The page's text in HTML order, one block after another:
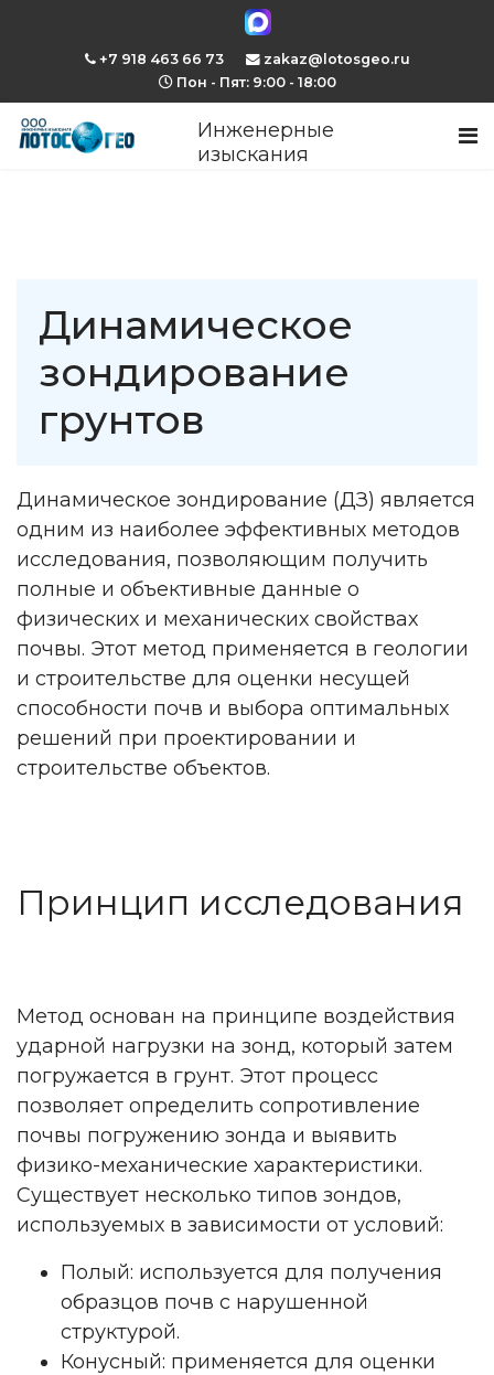
+7 918 463 66 73
zakaz@lotosgeo.ru
Пон - Пят: 9:00 - 18:00
Инженерные
изыскания
Динамическое
зондирование
грунтов
Динамическое зондирование (ДЗ) является
одним из наиболее эффективных методов
исследования, позволяющим получить
полные и объективные данные о
физических и механических свойствах
почвы. Этот метод применяется в геологии
и строительстве для оценки несущей
способности почв и выбора оптимальных
решений при проектировании и
строительстве объектов.
Принцип исследования
Метод основан на принципе воздействия
ударной нагрузки на зонд, который затем
погружается в грунт. Этот процесс
позволяет определить сопротивление
почвы погружению зонда и выявить
физико-механические характеристики.
Существует несколько типов зондов,
используемых в зависимости от условий:
Полый: используется для получения
образцов почв с нарушенной
структурой.
Конусный: применяется для оценки